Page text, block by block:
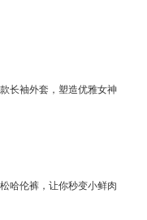
长袖外套，塑造优雅女神
哈伦裤，让你秒变小鲜肉